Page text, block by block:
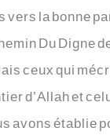
vers la bonne
Du Digne
ceux qui
d’Allah et
avons établie